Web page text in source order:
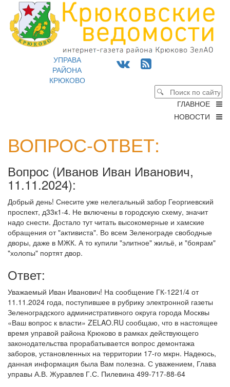
УПРАВА
РАЙОНА
КРЮКОВО
ГЛАВНОЕ
НОВОСТИ
ВОПРОС-ОТВЕТ:
Вопрос (Иванов Иван Иванович,
11.11.2024):
Добрый день! Снесите уже нелегальный забор Георгиевский
проспект, д33к1-4. Не включены в городскую схему, значит
надо снести. Достало тут читать высокомерные и хамские
обращения от "активиста". Во всем Зеленограде свободные
дворы, даже в МЖК. А то купили "элитное" жильё, и "боярам"
"холопы" портят двор.
Ответ:
Уважаемый Иван Иванович! На сообщение ГК-1221/4 от
11.11.2024 года, поступившее в рубрику электронной газеты
Зеленоградского административного округа города Москвы
«Ваш вопрос к власти» ZELAO.RU сообщаю, что в настоящее
время управой района Крюково в рамках действующего
законодательства прорабатывается вопрос демонтажа
заборов, установленных на территории 17-го мкрн. Надеюсь,
данная информация была Вам полезна. С уважением, Глава
управы А.В. Журавлев Г.С. Пилевина 499-717-88-64